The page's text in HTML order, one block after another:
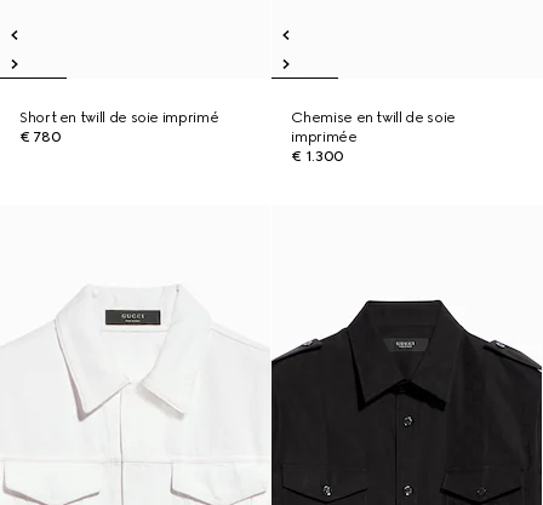
Short en twill de soie imprimé
€ 780
Chemise en twill de soie
imprimée
€ 1.300